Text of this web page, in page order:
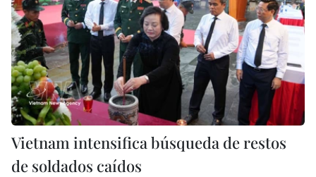
Vietnam intensifica búsqueda de restos
de soldados caídos